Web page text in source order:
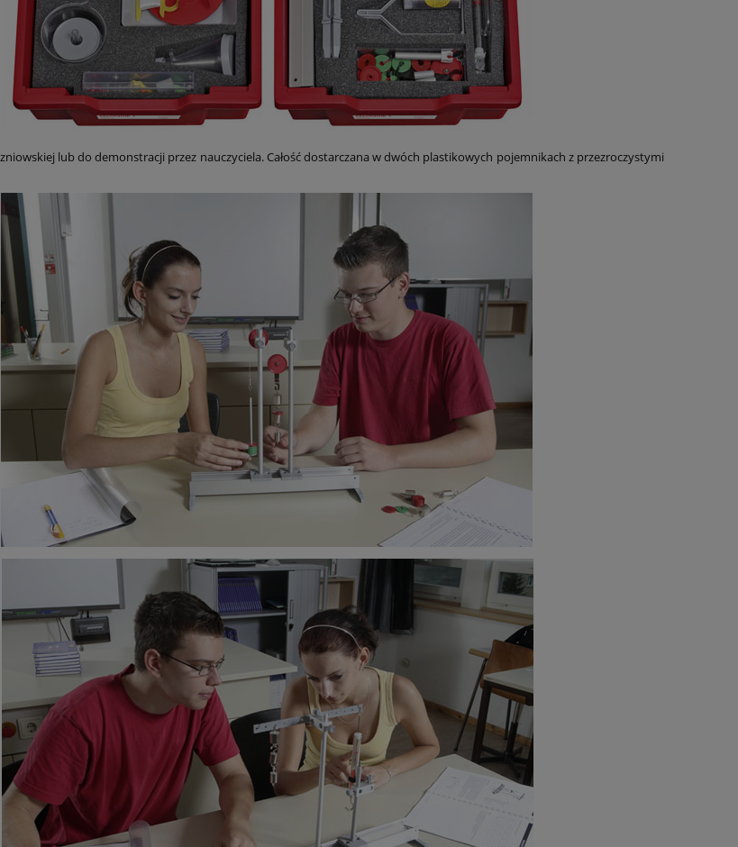
lub do demonstracji przez nauczyciela. Całość dostarczana w dwóch plastikowych pojemnikach z przezroczystymi